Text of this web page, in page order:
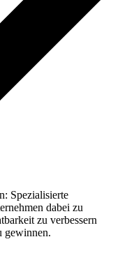
Spezialisierte
dabei zu
zu verbessern
gewinnen.